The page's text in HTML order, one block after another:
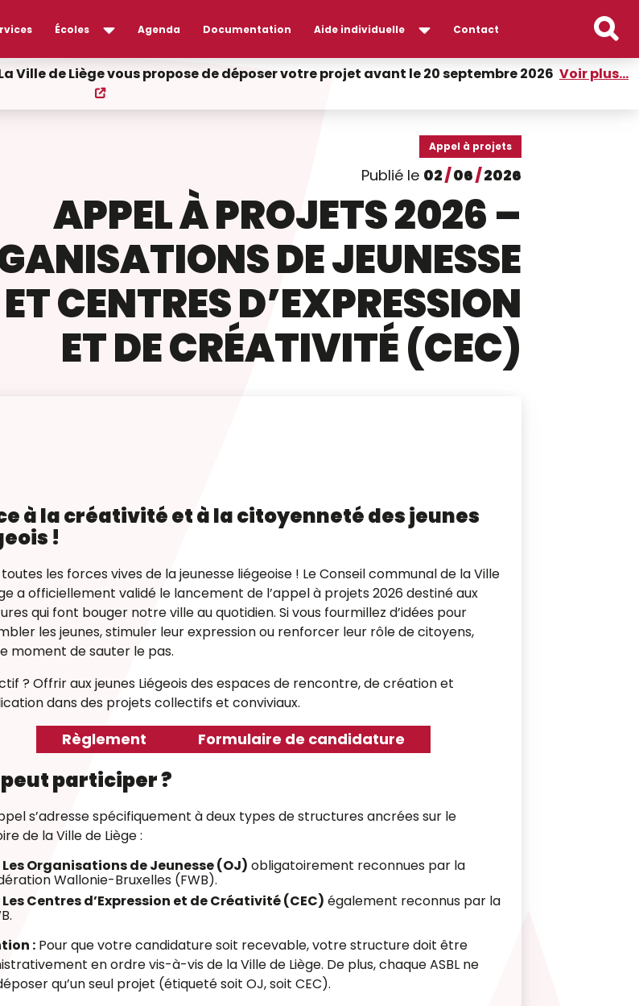
Écoles Agenda Documentation Aide individuelle Contact
Ville de Liège vous propose de déposer votre projet avant le 20 septembre 2026 Voir plus...
Appel à projets
Publié le 02/06/2026
APPEL À PROJETS 2026 –
DE JEUNESSE
CENTRES D’EXPRESSION
ET DE CRÉATIVITÉ (CEC)
à la créativité et à la citoyenneté des jeunes
!
toutes les forces vives de la jeunesse liégeoise ! Le Conseil communal de la Ville
a officiellement validé le lancement de l’appel à projets 2026 destiné aux
qui font bouger notre ville au quotidien. Si vous fourmillez d’idées pour
les jeunes, stimuler leur expression ou renforcer leur rôle de citoyens,
moment de sauter le pas.
? Offrir aux jeunes Liégeois des espaces de rencontre, de création et
dans des projets collectifs et conviviaux.
Règlement Formulaire de candidature
participer ?
s’adresse spécifiquement à deux types de structures ancrées sur le
de la Ville de Liège :
Les Organisations de Jeunesse (OJ) obligatoirement reconnues par la
Wallonie-Bruxelles (FWB).
Les Centres d’Expression et de Créativité (CEC) également reconnus par la
: Pour que votre candidature soit recevable, votre structure doit être
en ordre vis-à-vis de la Ville de Liège. De plus, chaque ASBL ne
qu’un seul projet (étiqueté soit OJ, soit CEC).